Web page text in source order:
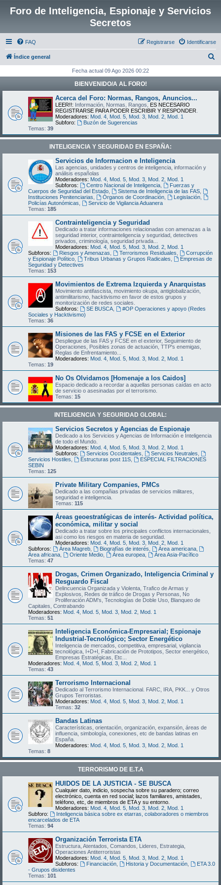
Foro de Inteligencia, Espionaje y Servicios
Secretos
FAQ Identificarse
Registrarse
Índice general
c
Fecha actual 09 Ago 2026 00:22
BIENVENIDO/A AL FORO!
Acerca del Foro: Normas, Rangos, Anuncios...
LEER!!: Información, Normas, Rangos, ES NECESARIO
REGISTRARSE PARA PODER ESCRIBIR Y RESPONDER
Moderadores: Mod. 4 Mod. 5 Mod. 3 Mod. 2 Mod. 1
Subforo:
Buzón de Sugerencias
Temas: 39
INTELIGENCIA Y SEGURIDAD EN ESPAÑA:
Servicios de Informacion e Inteligencia
Las agencias, unidades y centros de inteligencia, información y
análisis españolas
Moderadores: Mod. 4 Mod. 5 Mod. 3 Mod. 2 Mod. 1
Subforos:
Centro Nacional de Inteligencia,
Fuerzas y
Cuerpos de Seguridad del Estado
Sistema de Inteligencia de las FAS,
Instituciones Penitenciarias
Órganos de Coordinación, Legislación,
Policías Autonómicas
Servicio de Vigilancia Aduanera
Temas: 185
Contrainteligencia y Seguridad
Dedicado a tratar informaciones relacionadas con amenazas a la
seguridad interior, contrainteligencia y seguridad, detectives
privados, criminología, seguridad privada...
Moderadores: Mod. 4 Mod. 5 Mod. 3 Mod. 2 Mod. 1
Subforos:
Riesgos y Amenazas Terrorismos Residuales
Corrupción
y Espionaje Político
Tribus Urbanas y Grupos Radicales
Empresas de
Seguridad y Detectives
Temas: 153
Movimientos de Extrema Izquierda y Anarquistas
Movimiento antifascista, movimiento okupa, antiglobalización,
antimilitarismo, hacktivismo en favor de estos grupos y
monitorización de redes sociales.
Subforos:
SE BUSCA,
#OP Operaciones y apoyo (Redes
Sociales y Hacktivismo)
Temas: 36
Misiones de las FAS y FCSE en el Exterior
Despliegue de las FAS y FCSE en el exterior, Seguimiento de
Operaciones, Posibles zonas de actuación, TTP's enemigas,
Reglas de Enfrentamiento...
Moderadores: Mod. 4 Mod. 5 Mod. 3 Mod. 2 Mod. 1
Temas: 19
No Os Olvidamos [Homenaje a los Caidos]
Espacio dedicado a recordar a aquellas personas caídas en acto
de servicio o asesinadas por el terrorismo.
Temas: 15
INTELIGENCIA Y SEGURIDAD GLOBAL:
Servicios Secretos y Agencias de Espionaje
Dedicado a los Servicios y Agencias de Información e Inteligencia
de todo el Mundo.
Moderadores: Mod. 4 Mod. 5 Mod. 3 Mod. 2 Mod. 1
Subforos:
Servicios Occidentales Servicios Neutrales
Servicios Hostiles
Estructuras post 11S,
ESPECIAL FILTRACIONES
SEBIN
Temas: 125
Private Military Companies, PMCs
Dedicado a las compañias privadas de servicios militares,
seguridad e inteligencia.
Temas: 115
Áreas geoestratégicas de interés- Actividad política,
económica, militar y social
Dedicado a tratar sobre los principales conflictos internacionales,
asi como los riesgos en materia de seguridad.
Moderadores: Mod. 4 Mod. 5 Mod. 3 Mod. 2 Mod. 1
Subforos:
Área Magreb, Biografías de interés Área americana,
Área africana
Oriente Medio, Área europea,
Área Asia-Pacífico
Temas: 47
Drogas, Crimen Organizado, Inteligencia Criminal y
Resguardo Fiscal
Delincuencia Organizada y Violenta, Trafico de Armas y
Explosivos, Redes de tráfico de Drogas y Personas, No
Proliferación ADM's, Tecnologías de Doble Uso, Blanqueo de
Capitales, Contrabando
Moderadores: Mod. 4 Mod. 5 Mod. 3 Mod. 2 Mod. 1
Temas: 51
Inteligencia Económica-Empresarial; Espionaje
Industrial-Tecnológico; Sector Energético
Inteligencia de mercados, competitiva, empresarial, vigilancia
tecnológica, I+D+I, Fabricación de Prototipos, Sector energético,
Empresas Estratégicas, Etc...
Moderadores: Mod. 4 Mod. 5 Mod. 3 Mod. 2 Mod. 1
Temas: 43
Terrorismo Internacional
Dedicado al Terrorismo Internacional. FARC, IRA, PKK... y Otros
Grupos Terroristas.
Moderadores: Mod. 4 Mod. 5 Mod. 3 Mod. 2 Mod. 1
Temas: 32
Bandas Latinas
Características, orientación, organización, expansión, áreas de
influencia, simbología, conexiones, etc de bandas latinas en
España.
Moderadores: Mod. 4 Mod. 5 Mod. 3 Mod. 2 Mod. 1
Temas: 8
TERRORISMO DE E.T.A
HUIDOS DE LA JUSTICIA - SE BUSCA
Cualquier dato, indicio, sospecha sobre su paradero; correo
electrónico, cuenta en red social; lazos familiares, amistades,
teléfono, etc, de miembros de ETA y su entorno.
Moderadores: Mod. 4 Mod. 5 Mod. 3 Mod. 2 Mod. 1
Subforo:
Inteligencia básica sobre ex etarras, colaboradores o miembros
encarcelados de ETA
Temas: 94
Organización Terrorista ETA
Estructura, Atentados, Comandos, Lideres, Estrategia,
Operaciones Antiterroristas
Moderadores: Mod. 4 Mod. 5 Mod. 3 Mod. 2 Mod. 1
Subforos:
Financiación, Historia y Documentación,
ETA 3.0
- Grupos disidentes
Temas: 101